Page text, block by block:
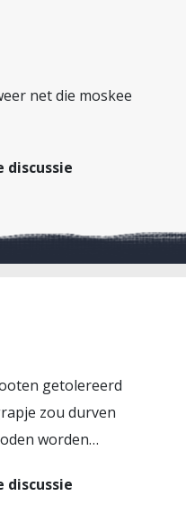
net die moskee
discussie
getolereerd
zou durven
worden…
discussie